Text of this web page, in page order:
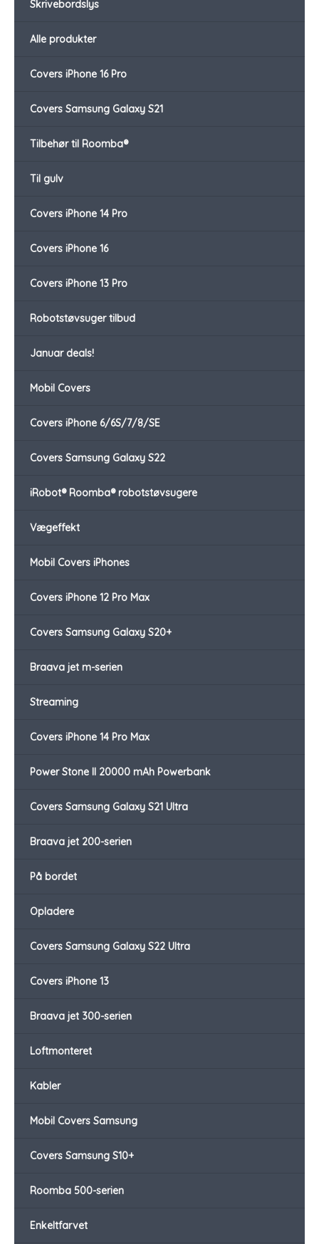
Skrivebordslys
Alle produkter
Covers iPhone 16 Pro
Covers Samsung Galaxy S21
Tilbehør til Roomba®
Til gulv
Covers iPhone 14 Pro
Covers iPhone 16
Covers iPhone 13 Pro
Robotstøvsuger tilbud
Januar deals!
Mobil Covers
Covers iPhone 6/6S/7/8/SE
Covers Samsung Galaxy S22
iRobot® Roomba® robotstøvsugere
Vægeffekt
Mobil Covers iPhones
Covers iPhone 12 Pro Max
Covers Samsung Galaxy S20+
Braava jet m-serien
Streaming
Covers iPhone 14 Pro Max
Power Stone II 20000 mAh Powerbank
Covers Samsung Galaxy S21 Ultra
Braava jet 200-serien
På bordet
Opladere
Covers Samsung Galaxy S22 Ultra
Covers iPhone 13
Braava jet 300-serien
Loftmonteret
Kabler
Mobil Covers Samsung
Covers Samsung S10+
Roomba 500-serien
Enkeltfarvet